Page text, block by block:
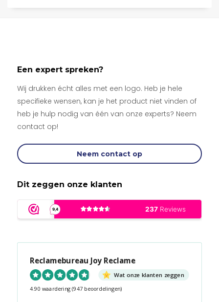
Een expert spreken?
Wij drukken écht alles met een logo. Heb je hele
specifieke wensen, kan je het product niet vinden of
heb je hulp nodig van één van onze experts? Neem
contact op!
Neem contact op
Dit zeggen onze klanten
Reclamebureau Joy Reclame
Wat onze klanten zeggen
4.90 waardering (947 beoordelingen)